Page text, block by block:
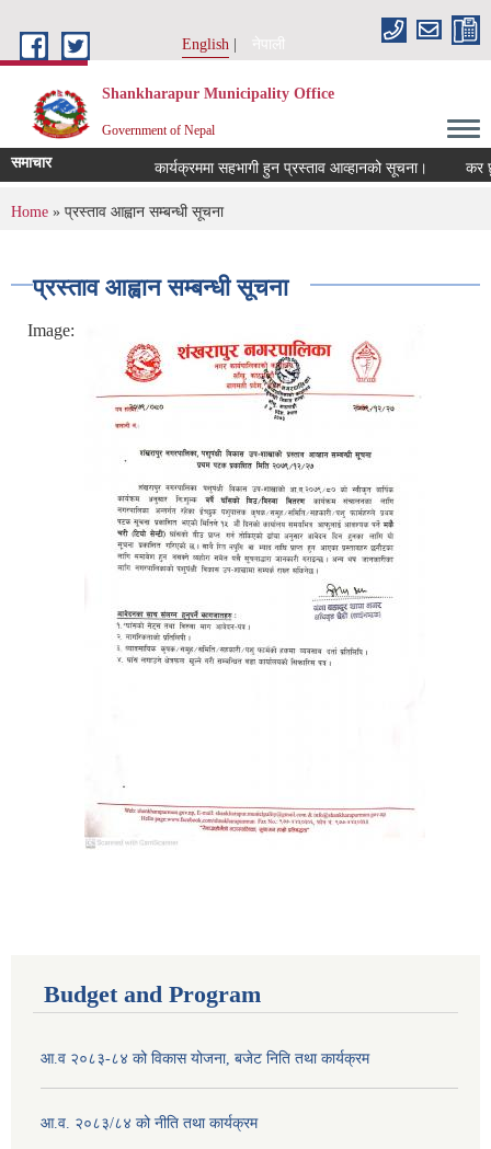
English
नेपाली
Shankharapur Municipality Office
Government of Nepal
समाचार कार्यक्रममा सहभागी हुन प्रस्ताव आव्हानको सूचना। कर छुट
You are here
Home » प्रस्ताव आह्वान सम्बन्धी सूचना
प्रस्ताव आह्वान सम्बन्धी सूचना
Image:
Budget and Program
आ.व २०८३-८४ को विकास योजना, बजेट निति तथा कार्यक्रम
आ.व. २०८३/८४ को नीति तथा कार्यक्रम